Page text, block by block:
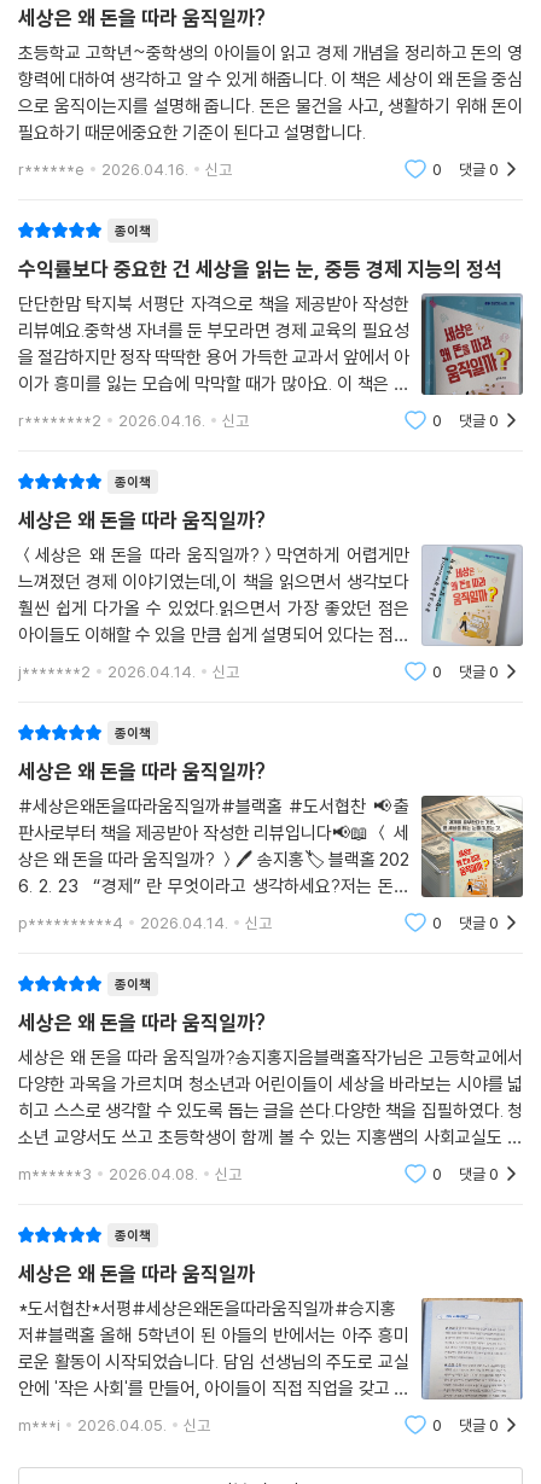
세상은 왜 돈을 따라 움직일까?
초등학교 고학년~중학생의 아이들이 읽고 경제 개념을 정리하고 돈의 영
향력에 대하여 생각하고 알 수 있게 해줍니다. 이 책은 세상이 왜 돈을 중심
으로 움직이는지를 설명해 줍니다. 돈은 물건을 사고, 생활하기 위해 돈이
필요하기 때문에중요한 기준이 된다고 설명합니다.
r******e 2026.04.16. 신고 0 댓글0
종이책
수익률보다 중요한 건 세상을 읽는 눈, 중등 경제 지능의 정석
단단한맘 탁지북 서평단 자격으로 책을 제공받아 작성한
리뷰예요.중학생 자녀를 둔 부모라면 경제 교육의 필요성
을 절감하지만 정작 딱딱한 용어 가득한 교과서 앞에서 아
이가 흥미를 잃는 모습에 막막할 때가 많아요. 이 책은 현
직 고등학교 사회 교사인 저자가 아이들의 눈높이에서 삶
r********2 2026.04.16. 신고 0 댓글0
종이책
세상은 왜 돈을 따라 움직일까?
＜세상은 왜 돈을 따라 움직일까?＞막연하게 어렵게만
느껴졌던 경제 이야기였는데,이 책을 읽으면서 생각보다
훨씬 쉽게 다가올 수 있었다.읽으면서 가장 좋았던 점은
아이들도 이해할 수 있을 만큼 쉽게 설명되어 있다는 점이
었다.경제 책이라고 하면 어렵고 딱딱한 느낌이 강한데,이
책은 눈높이에 맞춰 풀어줘서 부담 없이 술술 읽히는 게
j*******2 2026.04.14. 신고 0 댓글0
종이책
세상은 왜 돈을 따라 움직일까?
#세상은왜돈을따라움직일까#블랙홀 #도서협찬 📢출
판사로부터 책을 제공받아 작성한 리뷰입니다📢📖 ＜ 세
상은 왜 돈을 따라 움직일까? ＞🖊️ 송지홍🏷 블랙홀 202
6. 2. 23 “경제” 란 무엇이라고 생각하세요?저는 돈과
관련된 활동이라는 생각을가장 먼저 했었는데요. 경제
는우리가 살아가면서 필요한 물건과 서비스를만들고, 나
p**********4 2026.04.14. 신고 0 댓글0
종이책
세상은 왜 돈을 따라 움직일까?
세상은 왜 돈을 따라 움직일까?송지홍지음블랙홀작가님은 고등학교에서
다양한 과목을 가르치며 청소년과 어린이들이 세상을 바라보는 시야를 넓
히고 스스로 생각할 수 있도록 돕는 글을 쓴다.다양한 책을 집필하였다. 청
소년 교양서도 쓰고 초등학생이 함께 볼 수 있는 지홍쌤의 사회교실도 집
필하고 있다.➡️아이들의 생각하는 마음이 너무나 고마운 작가님이다.세상
m******3 2026.04.08. 신고 0 댓글0
종이책
세상은 왜 돈을 따라 움직일까
*도서협찬*서평#세상은왜돈을따라움직일까#승지홍
저#블랙홀 올해 5학년이 된 아들의 반에서는 아주 흥미
로운 활동이 시작되었습니다. 담임 선생님의 주도로 교실
안에 '작은 사회'를 만들어, 아이들이 직접 직업을 갖고 주
급을 받아 경제 활동을 하는 것이죠.처음 주급을 받았을
그 이후였습니다. 학교에서 번 소중한(?) 돈은 지
m***i 2026.04.05. 신고 0 댓글0